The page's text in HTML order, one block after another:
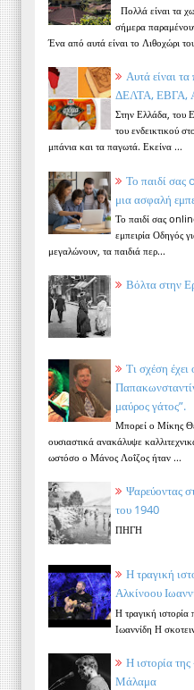
Πολλά είναι τα
σήμερα
Ένα από αυτά είναι το Λιθοχώρι
Αυτά είναι
ΔΕΛΤΑ, ΕΒΓΑ,
Στην Ελλάδα, του
του ενδεικτικού
μπάνια και τα παγωτά. Εκείνα ...
Το παιδί σας
μια ασφαλή
Το παιδί σας
εμπειρία Οδηγός
μεγαλώνουν, τα παιδιά περ...
Βόλτα στην
Τι σχέση
μαύρος γάτος”.
Μπορεί ο Μίκης
ουσιαστικά ανακάλυψε
ωστόσο ο Μάνος Λοΐζος ήταν ...
Ψαρεύοντας
του 1940
ΠΗΓΗ
Η τραγική
Αλκίνοου
Η τραγική
Ιωαννίδη Η
Η ιστορία
Μάλαμα